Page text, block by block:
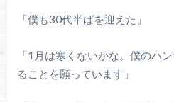
「僕も30代半ばを迎えた」
「1月は寒くないかな。僕のハ
ることを願っています」